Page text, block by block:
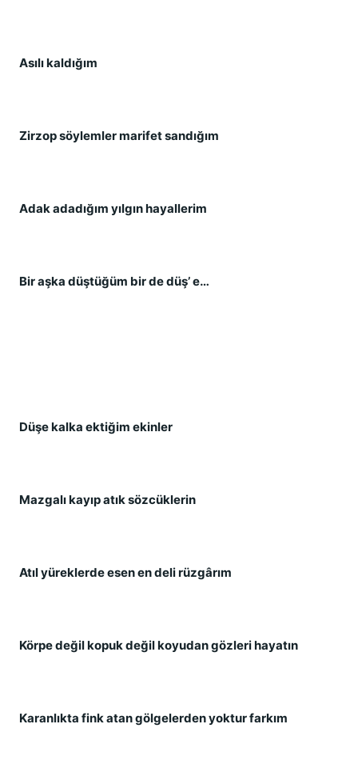
Asılı kaldığım
Zirzop söylemler marifet sandığım
Adak adadığım yılgın hayallerim
Bir aşka düştüğüm bir de düş’ e…
Düşe kalka ektiğim ekinler
Mazgalı kayıp atık sözcüklerin
Atıl yüreklerde esen en deli rüzgârım
Körpe değil kopuk değil koyudan gözleri hayatın
Karanlıkta fink atan gölgelerden yoktur farkım